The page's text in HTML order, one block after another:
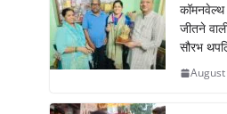
जीतने
सौरभ